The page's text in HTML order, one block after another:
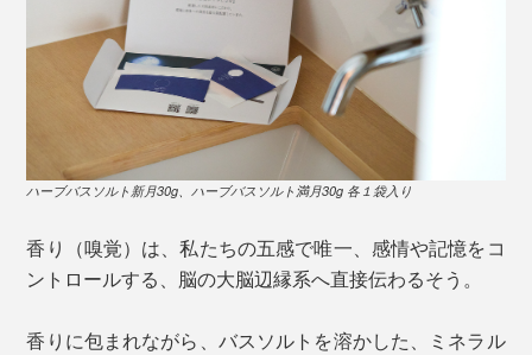
ハーブバスソルト新月30g、ハーブバスソルト満月30g 各１袋入り
香り（嗅覚）は、私たちの五感で唯一、感情や記憶をコ
ントロールする、脳の大脳辺縁系へ直接伝わるそう。
香りに包まれながら、バスソルトを溶かした、ミネラル